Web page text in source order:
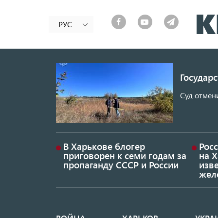
РУС
Суд
В Харькове блогер
приговорен к семи годам за
пропаганду СССР и России
на